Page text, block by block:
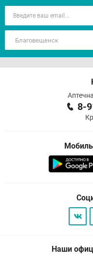
8-
Наши